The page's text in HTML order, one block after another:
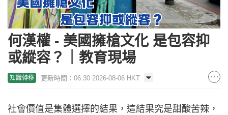
何漢權 - 美國擁槍文化 是包容抑
或縱容？｜教育現場
知識轉移 更新時間：06:30 2026-08-06 HKT
社會價值是集體選擇的結果，這結果究是甜酸苦辣，